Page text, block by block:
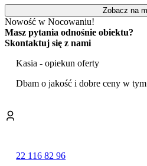
wspólnym spędzaniu czasu.
ognisko z możliwością gotowania w
zgrillem . Wewnątrz budynku
można korzystać za dodatkową opłatą.
Obiekt jest przyjazny zwierzętom.
Zmotoryzowani goście mają
miejscu. Dostępna jest również stacja
zapewniono dostęp do sieci Wi-Fi.
wędkowania i uprawiania sportów
zachęcają do pieszych wędrówek. W
Zobacz na
Nowość w Nocowaniu!
Masz pytania odnośnie obiektu?
Skontaktuj się z nami
Kasia - opiekun oferty
Dbam o jakość i dobre ceny w
22 116 82 96